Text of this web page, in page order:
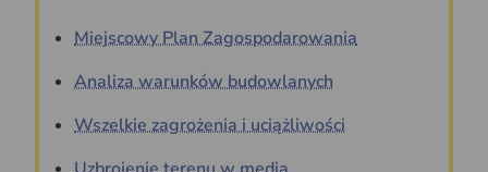
Miejscowy Plan Zagospodarowania
Analiza warunków budowlanych
Wszelkie zagrożenia i uciążliwości